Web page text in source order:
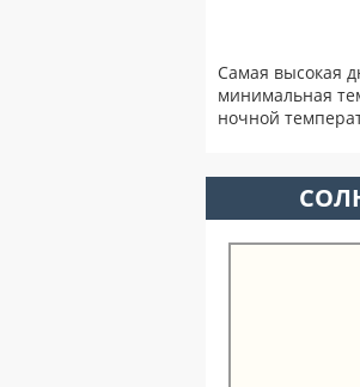
Самая высокая
минимальная
ночной